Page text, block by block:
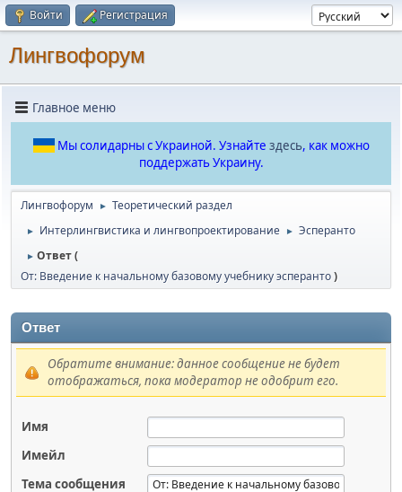
Войти Регистрация
Лингвофорум
Главное меню
Мы солидарны с Украиной. Узнайте здесь, как можно
поддержать Украину.
Лингвофорум ► Теоретический раздел
► Интерлингвистика и лингвопроектирование ► Эсперанто
► Ответ (
От: Введение к начальному базовому учебнику эсперанто)
Ответ
Обратите внимание: данное сообщение не будет
отображаться, пока модератор не одобрит его.
Имя
Имейл
Тема сообщения